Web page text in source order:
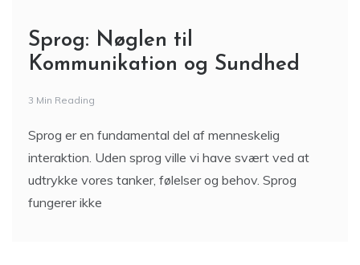
Sprog: Nøglen til
Kommunikation og Sundhed
3 Min Reading
Sprog er en fundamental del af menneskelig
interaktion. Uden sprog ville vi have svært ved at
udtrykke vores tanker, følelser og behov. Sprog
fungerer ikke